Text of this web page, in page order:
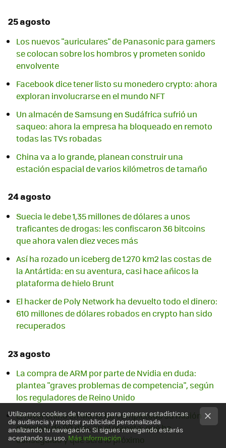
25 agosto
Los nuevos "auriculares" de Panasonic para gamers
se colocan sobre los hombros y prometen sonido
envolvente
Facebook dice tener listo su monedero crypto: ahora
exploran involucrarse en el mundo NFT
Un almacén de Samsung en Sudáfrica sufrió un
saqueo: ahora la empresa ha bloqueado en remoto
todas las TVs robadas
China va a lo grande, planean construir una
estación espacial de varios kilómetros de tamaño
24 agosto
Suecia le debe 1,35 millones de dólares a unos
traficantes de drogas: les confiscaron 36 bitcoins
que ahora valen diez veces más
Así ha rozado un iceberg de 1.270 km2 las costas de
la Antártida: en su aventura, casi hace añicos la
plataforma de hielo Brunt
El hacker de Poly Network ha devuelto todo el dinero:
610 millones de dólares robados en crypto han sido
recuperados
23 agosto
La compra de ARM por parte de Nvidia en duda:
plantea "graves problemas de competencia", según
los reguladores de Reino Unido
El rover chino en Marte ha completado su misión
principal de 90 días en el planeta: qué ha
conseguido y qué será lo próximo
Utilizamos cookies de terceros para generar estadísticas
de audiencia y mostrar publicidad personalizada
analizando tu navegación. Si sigues navegando estarás
aceptando su uso.Más información